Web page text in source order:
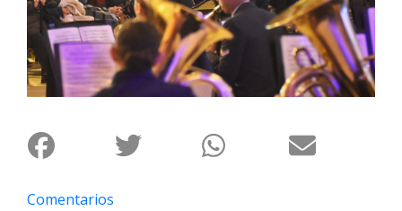
Arte
y
Espectáculos
Policiales
Fotos
Familia
Comentarios